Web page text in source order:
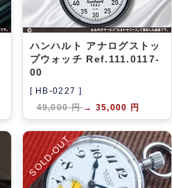
ハンハルト アナログストッ
プウォッチ Ref.111.0117-
00
[ HB-0227 ]
49,000 円→ 35,000 円
SOLD-OUT